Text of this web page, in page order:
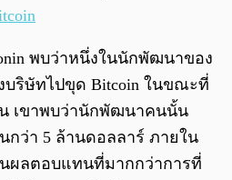
พบว่าหนึ่งในนักพัฒนาของ
บริษัทไปขุด Bitcoin ในขณะที่
น เขาพบว่านักพัฒนาคนนั้น
กว่า 5 ล้านดอลลาร์ ภายใน
นผลตอบแทนที่มากกว่าการที่